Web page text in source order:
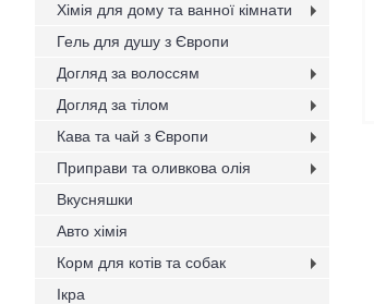
Хімія для дому та ванної кімнати
Гель для душу з Європи
Догляд за волоссям
Догляд за тілом
Кава та чай з Європи
Приправи та оливкова олія
Вкусняшки
Авто хімія
Корм для котів та собак
Ікра